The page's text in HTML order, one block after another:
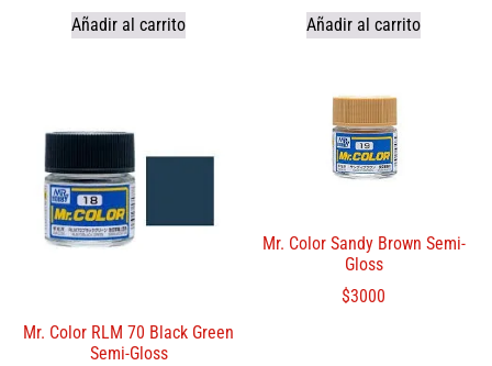
Añadir al carrito Añadir al carrito
Mr. Color RLM 70 Black Green
Semi-Gloss
Mr. Color Sandy Brown Semi-
Gloss
$3000